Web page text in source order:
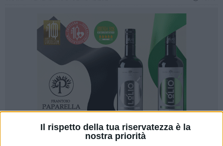
Il rispetto della tua riservatezza è la
nostra priorità